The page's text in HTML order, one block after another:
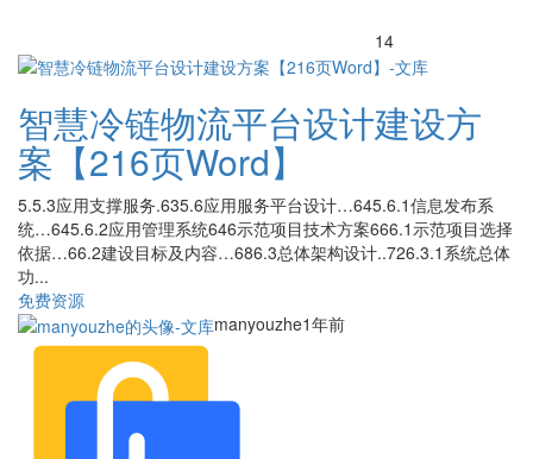
14
智慧冷链物流平台设计建设方
案【216页Word】
5.5.3应用支撑服务.635.6应用服务平台设计…645.6.1信息发布系
统…645.6.2应用管理系统646示范项目技术方案666.1示范项目选择
依据…66.2建设目标及内容…686.3总体架构设计..726.3.1系统总体
功...
免费资源
manyouzhe1年前